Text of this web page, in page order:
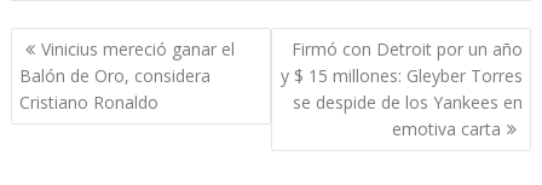
Navegación
de
entradas
Vinicius mereció ganar el
Balón de Oro, considera
Cristiano Ronaldo
Firmó con Detroit por un año
y $ 15 millones: Gleyber Torres
se despide de los Yankees en
emotiva carta